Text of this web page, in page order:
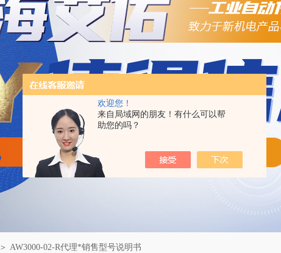
欢迎您！
来自局域网的朋友！有什么可以帮
助您的吗？
＞ AW3000-02-R代理*销售型号说明书